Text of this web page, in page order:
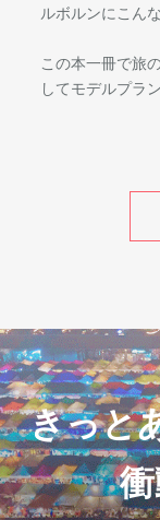
ルボルンにこん
この本一冊で旅
してモデルプラ
きっと